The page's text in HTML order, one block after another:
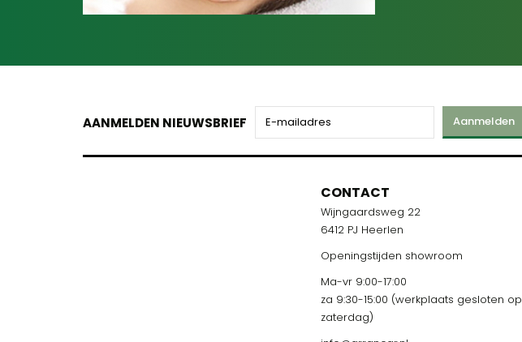
AANMELDEN NIEUWSBRIEF Aanmelden
CONTACT
Wijngaardsweg 22
6412 PJ Heerlen
Openingstijden showroom
Ma-vr 9:00-17:00
za 9:30-15:00 (werkplaats gesloten op
zaterdag)